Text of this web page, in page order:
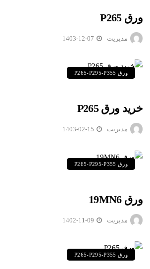
ورق P265
مدیریت 1403-12-07
ورق P265-P295-P355
خرید ورق P265
مدیریت 1403-02-15
ورق P265-P295-P355
ورق 19MN6
مدیریت 1402-11-09
ورق P265-P295-P355